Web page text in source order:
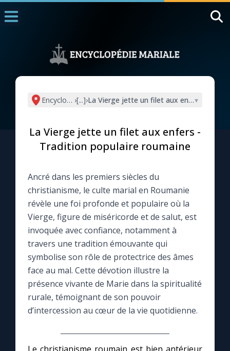
L'actualité de la semaine
La newsletter
La vidéo de la semaine
Le compte Tiktok
Le magazine
Le site internet
Questions-réponses
Encyclopédie mariale
›[...]›La Vierge jette un filet aux enfers -
▾
La Vierge jette un filet aux enfers -
Tradition populaire roumaine
Ancré dans les premiers siècles du
christianisme, le culte marial en Roumanie
révèle une foi profonde et populaire où la
Vierge, figure de miséricorde et de salut, est
invoquée avec confiance, notamment à
travers une tradition émouvante qui
symbolise son rôle de protectrice des âmes
face au mal. Cette dévotion illustre la
présence vivante de Marie dans la spiritualité
rurale, témoignant de son pouvoir
d’intercession au cœur de la vie quotidienne.